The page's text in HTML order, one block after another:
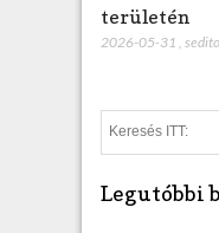
területén
2026-05-31 ,
Legutóbbi